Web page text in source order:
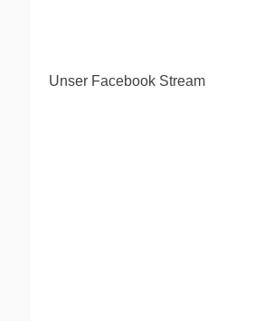
Unser Facebook Stream